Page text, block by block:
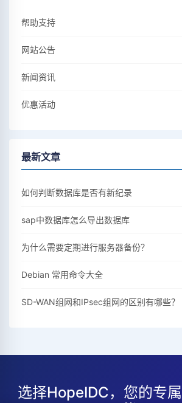
帮助支持
网站公告
新闻资讯
优惠活动
最新文章
如何判断数据库是否有新纪录
sap中数据库怎么导出数据库
为什么需要定期进行服务器备份？
Debian 常用命令大全
SD-WAN组网和IPsec组网的区别有哪些？
选择HopeIDC，您的专属